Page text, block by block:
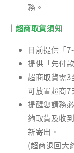
務。
｜超商取貨須知
目前提供「
提供「先付
超商取貨需3
可放置超商7
提醒您請務
夠取貨及收
新寄出。
(超商退回大